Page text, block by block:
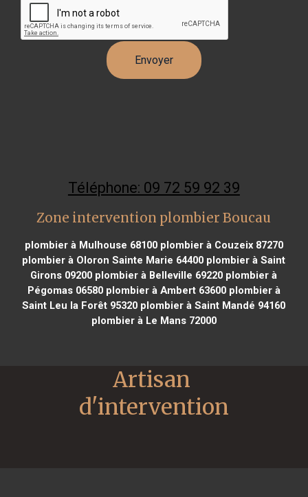
Téléphone: 09 72 59 92 39
Zone intervention plombier Boucau
plombier à Mulhouse 68100plombier à Couzeix 87270
plombier à Oloron Sainte Marie 64400 plombier à Saint
Girons 09200 plombier à Belleville 69220 plombier à
Pégomas 06580plombier à Ambert 63600plombier à
Saint Leu la Forêt 95320 plombier à Saint Mandé 94160
plombier à Le Mans 72000
Artisan
d'intervention